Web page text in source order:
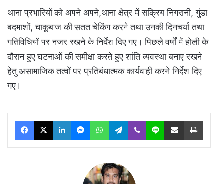
थाना प्रभारियों को अपने अपने,थाना क्षेत्र में सक्रिय निगरानी, गुंडा
बदमाशों, चाकूबाज की सतत चेकिंग करने तथा उनकी दिनचर्या तथा
गतिविधियों पर नजर रखने के निर्देश दिए गए। पिछले वर्षों में होली के
दौरान हुए घटनाओं की समीक्षा करते हुए शांति व्यवस्था बनाए रखने
हेतु असामाजिक तत्वों पर प्रतिबंधात्मक कार्यवाही करने निर्देश दिए
गए।
Facebook
X LinkedInMessengerWhatsAppTelegram
Viber Line Share via Email Print